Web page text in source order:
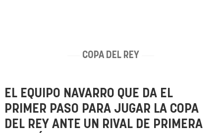
COPA DEL REY
EL EQUIPO NAVARRO QUE DA EL
PRIMER PASO PARA JUGAR LA COPA
DEL REY ANTE UN RIVAL DE PRIMERA